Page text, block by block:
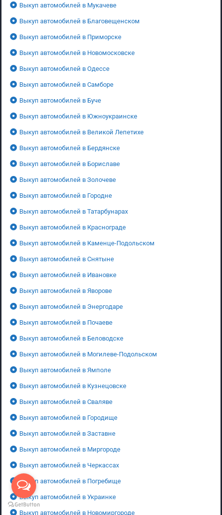
Выкуп автомобилей в Мукачеве
Выкуп автомобилей в Благовещенском
Выкуп автомобилей в Приморске
Выкуп автомобилей в Новомосковске
Выкуп автомобилей в Одессе
Выкуп автомобилей в Самборе
Выкуп автомобилей в Буче
Выкуп автомобилей в Южноукраинске
Выкуп автомобилей в Великой Лепетихе
Выкуп автомобилей в Бердянске
Выкуп автомобилей в Бориславе
Выкуп автомобилей в Золочеве
Выкуп автомобилей в Городне
Выкуп автомобилей в Татарбунарах
Выкуп автомобилей в Краснограде
Выкуп автомобилей в Каменце-Подольском
Выкуп автомобилей в Снятыне
Выкуп автомобилей в Ивановке
Выкуп автомобилей в Яворове
Выкуп автомобилей в Энергодаре
Выкуп автомобилей в Почаеве
Выкуп автомобилей в Беловодске
Выкуп автомобилей в Могилеве-Подольском
Выкуп автомобилей в Ямполе
Выкуп автомобилей в Кузнецовске
Выкуп автомобилей в Сваляве
Выкуп автомобилей в Городище
Выкуп автомобилей в Заставне
Выкуп автомобилей в Миргороде
Выкуп автомобилей в Черкассах
Выкуп автомобилей в Погребище
Выкуп автомобилей в Украинке
Выкуп автомобилей в Новомиргороде